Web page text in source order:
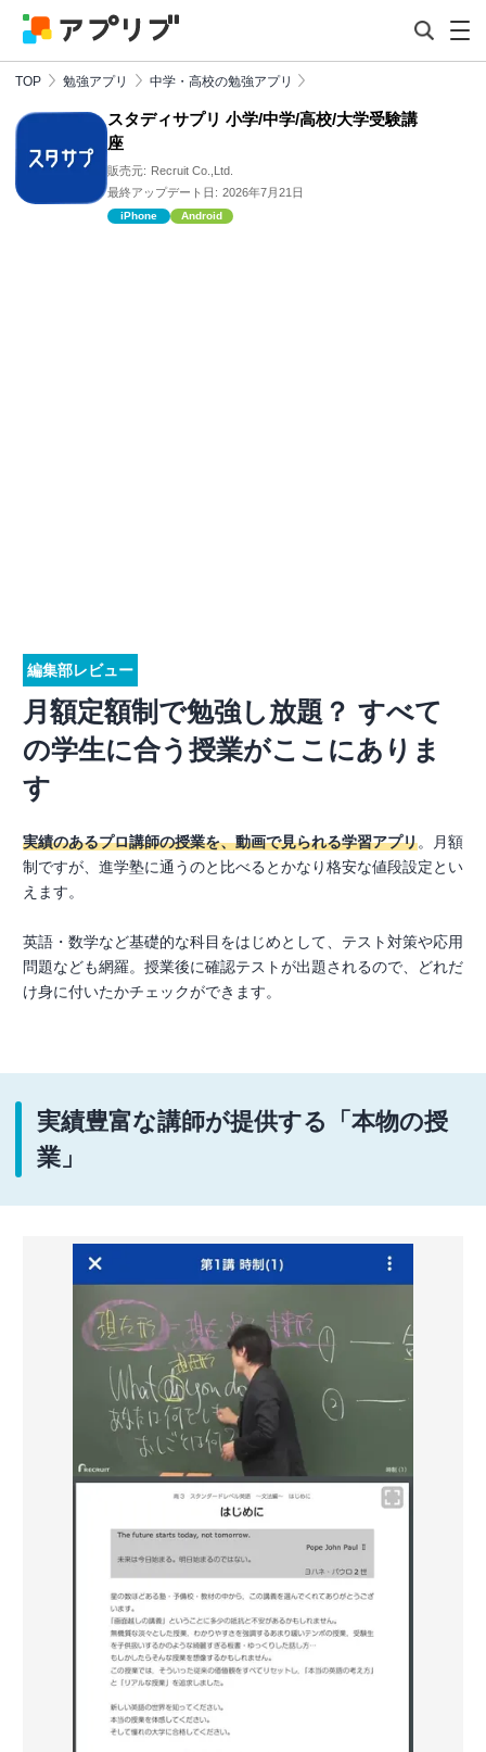
TOP 勉強アプリ 中学・高校の勉強アプリ
スタディサプリ 小学/中学/高校/大学受験講
座
販売元: Recruit Co.,Ltd.
最終アップデート日: 2026年7月21日
iPhone Android
編集部レビュー
月額定額制で勉強し放題？ すべて
の学生に合う授業がここにありま
す
実績のあるプロ講師の授業を、動画で見られる学習アプリ。月額
制ですが、進学塾に通うのと比べるとかなり格安な値段設定とい
えます。
英語・数学など基礎的な科目をはじめとして、テスト対策や応用
問題なども網羅。授業後に確認テストが出題されるので、どれだ
け身に付いたかチェックができます。
実績豊富な講師が提供する「本物の授
業」